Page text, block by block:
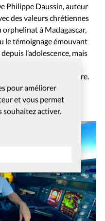
pour améliorer
et vous permet
souhaitez activer.
Philippe Daussin, auteur
des valeurs chrétiennes
orphelinat à Madagascar,
le témoignage émouvant
l’adolescence, mais
à Jésus»; tous
pour l’anniversaire.
les